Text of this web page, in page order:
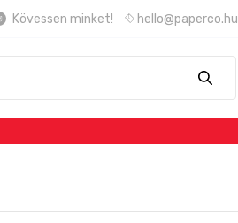
Kövessen minket! hello@paperco.hu